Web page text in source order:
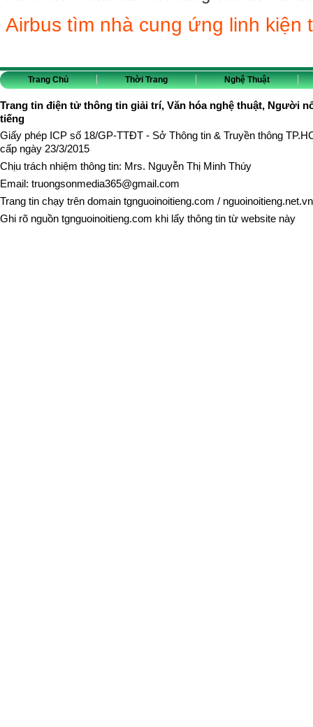
Airbus tìm nhà cung ứng linh kiện
Trang Chủ Thời Trang Nghệ Thuật
Trang tin điện tử thông tin giải trí, Văn hóa nghệ thuật, Người
tiếng
Giấy phép ICP số 18/GP-TTĐT - Sở Thông tin & Truyền thông
cấp ngày 23/3/2015
Chịu trách nhiệm thông tin: Mrs. Nguyễn Thị Minh Thúy
Email: truongsonmedia365@gmail.com
Trang tin chạy trên domain tgnguoinoitieng.com / nguoinoitieng.net.vn
Ghi rõ nguồn tgnguoinoitieng.com khi lấy thông tin từ website này